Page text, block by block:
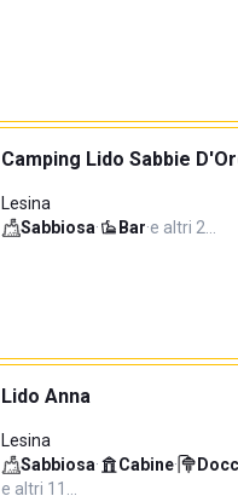
Camping Lido Sabbie
Lesina
Sabbiosa· Bar·e altri 2…
Lido Anna
Lesina
Sabbiosa· Cabine·
e altri 11…